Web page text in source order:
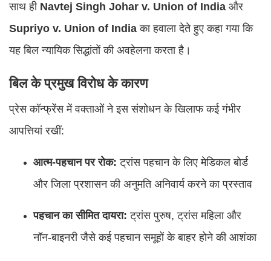
साथ ही Navtej Singh Johar v. Union of India और
Supriyo v. Union of India का हवाला देते हुए कहा गया कि
यह बिल न्यायिक सिद्धांतों की अवहेलना करता है।
बिल के प्रमुख विरोध के कारण
प्रेस कॉन्फ्रेंस में वक्ताओं ने इस संशोधन के खिलाफ कई गंभीर
आपत्तियां रखीं:
आत्म-पहचान पर रोक: ट्रांस पहचान के लिए मेडिकल बोर्ड
और जिला प्रशासन की अनुमति अनिवार्य करने का प्रस्ताव
पहचान का सीमित दायरा: ट्रांस पुरुष, ट्रांस महिला और
नॉन-बाइनरी जैसे कई पहचान समूहों के बाहर होने की आशंका